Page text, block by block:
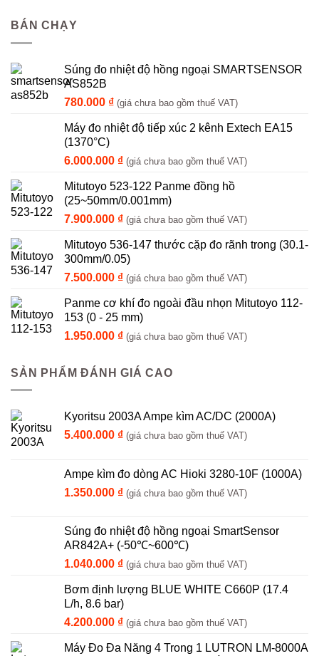
BÁN CHẠY
Súng đo nhiệt độ hồng ngoại SMARTSENSOR
AS852B
780.000 ₫ (giá chưa bao gồm thuế VAT)
Máy đo nhiệt độ tiếp xúc 2 kênh Extech EA15
(1370°C)
6.000.000 ₫ (giá chưa bao gồm thuế VAT)
Mitutoyo 523-122 Panme đồng hồ
(25~50mm/0.001mm)
7.900.000 ₫ (giá chưa bao gồm thuế VAT)
Mitutoyo 536-147 thước cặp đo rãnh trong (30.1-
300mm/0.05)
7.500.000 ₫ (giá chưa bao gồm thuế VAT)
Panme cơ khí đo ngoài đầu nhọn Mitutoyo 112-
153 (0 - 25 mm)
1.950.000 ₫ (giá chưa bao gồm thuế VAT)
SẢN PHẨM ĐÁNH GIÁ CAO
Kyoritsu 2003A Ampe kìm AC/DC (2000A)
5.400.000 ₫ (giá chưa bao gồm thuế VAT)
Ampe kìm đo dòng AC Hioki 3280-10F (1000A)
1.350.000 ₫ (giá chưa bao gồm thuế VAT)
Súng đo nhiệt độ hồng ngoại SmartSensor
AR842A+ (-50℃~600℃)
1.040.000 ₫ (giá chưa bao gồm thuế VAT)
Bơm định lượng BLUE WHITE C660P (17.4
L/h, 8.6 bar)
4.200.000 ₫ (giá chưa bao gồm thuế VAT)
Máy Đo Đa Năng 4 Trong 1 LUTRON LM-8000A